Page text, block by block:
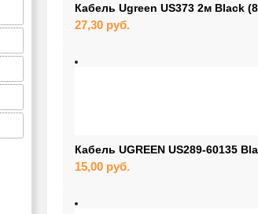
Кабель Ugreen US373 2м Black
27,30 руб.
Кабель UGREEN US289-60135
15,00 руб.